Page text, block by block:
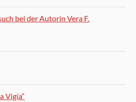
bei der Autorin Vera F.
Vigía“